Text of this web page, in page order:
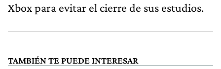
Xbox para evitar el cierre de sus estudios.
TAMBIÉN TE PUEDE INTERESAR